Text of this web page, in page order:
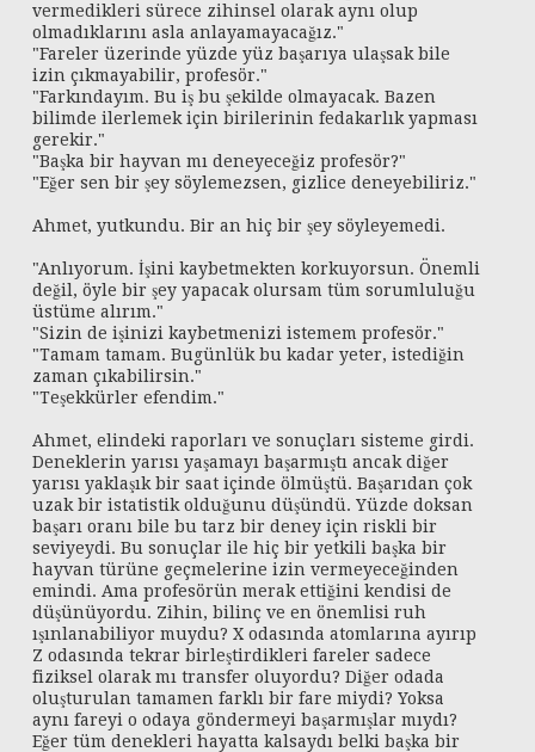
vermedikleri sürece zihinsel olarak aynı olup
olmadıklarını asla anlayamayacağız."
"Fareler üzerinde yüzde yüz başarıya ulaşsak bile
izin çıkmayabilir, profesör."
"Farkındayım. Bu iş bu şekilde olmayacak. Bazen
bilimde ilerlemek için birilerinin fedakarlık yapması
gerekir."
"Başka bir hayvan mı deneyeceğiz profesör?"
"Eğer sen bir şey söylemezsen, gizlice deneyebiliriz."
Ahmet, yutkundu. Bir an hiç bir şey söyleyemedi.
"Anlıyorum. İşini kaybetmekten korkuyorsun. Önemli
değil, öyle bir şey yapacak olursam tüm sorumluluğu
üstüme alırım."
"Sizin de işinizi kaybetmenizi istemem profesör."
"Tamam tamam. Bugünlük bu kadar yeter, istediğin
zaman çıkabilirsin."
"Teşekkürler efendim."
Ahmet, elindeki raporları ve sonuçları sisteme girdi.
Deneklerin yarısı yaşamayı başarmıştı ancak diğer
yarısı yaklaşık bir saat içinde ölmüştü. Başarıdan çok
uzak bir istatistik olduğunu düşündü. Yüzde doksan
başarı oranı bile bu tarz bir deney için riskli bir
seviyeydi. Bu sonuçlar ile hiç bir yetkili başka bir
hayvan türüne geçmelerine izin vermeyeceğinden
emindi. Ama profesörün merak ettiğini kendisi de
düşünüyordu. Zihin, bilinç ve en önemlisi ruh
ışınlanabiliyor muydu? X odasında atomlarına ayırıp
Z odasında tekrar birleştirdikleri fareler sadece
fiziksel olarak mı transfer oluyordu? Diğer odada
oluşturulan tamamen farklı bir fare miydi? Yoksa
aynı fareyi o odaya göndermeyi başarmışlar mıydı?
Eğer tüm denekleri hayatta kalsaydı belki başka bir